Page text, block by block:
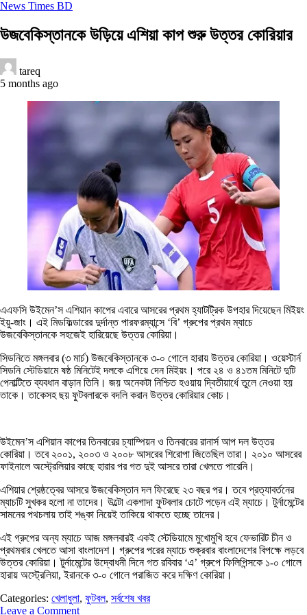
News Times BD
উজবেকিস্তানকে উড়িয়ে এশিয়া কাপ শুরু উত্তর কোরিয়ার
tareq
5 months ago
এএফসি উইমেন’স এশিয়ান কাপের এবারে আসরের প্রথম হ্যাটট্রিক উপহার দিয়েছেন মিইয়ং
ইয়ু-জাং। এই মিডফিল্ডারের দুর্দান্ত পারফরম্যান্সে ‘বি’ গ্রুপের প্রথম ম্যাচে
উজবেকিস্তানকে সহজেই হারিয়েছে উত্তর কোরিয়া।
সিডনিতে মঙ্গলবার (৩ মার্চ) উজবেকিস্তানকে ৩-০ গোলে হারায় উত্তর কোরিয়া। ওয়েস্টার্ন
সিডনি স্টেডিয়ামে ষষ্ঠ মিনিটেই দলকে এগিয়ে দেন মিইয়ং। পরে ২৪ ও ৪১তম মিনিটে দুটি
পেনাল্টিতে ব্যবধান বাড়ান তিনি। জয় অনেকটা নিশ্চিত হওয়ায় দ্বিতীয়ার্ধে তুলে নেওয়া হয়
তাকে। তাকেসহ ছয় ফুটবলারকে বদলি করান উত্তর কোরিয়ার কোচ।
উইমেন’স এশিয়ান কাপের তিনবারের চ্যাম্পিয়ন ও তিনবারের রানার্স আপ দল উত্তর
কোরিয়া। তবে ২০০১, ২০০৩ ও ২০০৮ আসরের শিরোপা জিতেছিল তারা। ২০১০ আসরের
ফাইনালে অস্ট্রেলিয়ার কাছে হারার পর গত দুই আসরে তারা খেলতে পারেনি।
এশিয়ার শ্রেষ্ঠত্বের আসরে উজবেকিস্তান দল ফিরেছে ২৩ বছর পর। তবে প্রত্যাবর্তনের
ম্যাচটি সুখকর হলো না তাদের। উল্টো একগাদা ফুটবলার চোটে পড়েন এই ম্যাচে। টুর্নামেন্টের
সামনের পথচলায় তাই শঙ্কা নিয়েই তাকিয়ে থাকতে হচ্ছে তাদের।
এই গ্রুপের অন্য ম্যাচে আজ মঙ্গলবারই একই স্টেডিয়ামে মুখোমুখি হবে ফেভারিট চীন ও
প্রথমবার খেলতে আসা বাংলাদেশ। গ্রুপের পরের ম্যাচে শুক্রবার বাংলাদেশের বিপক্ষে লড়বে
উত্তর কোরিয়া। টুর্নামেন্টের উদ্বোধনী দিনে গত রবিবার ‘এ’ গ্রুপে ফিলিপিন্সকে ১-০ গোলে
হারায় অস্ট্রেলিয়া, ইরানকে ৩-০ গোলে পরাজিত করে দক্ষিণ কোরিয়া।
Categories: খেলাধুলা, ফুটবল, সর্বশেষ খবর
Leave a Comment